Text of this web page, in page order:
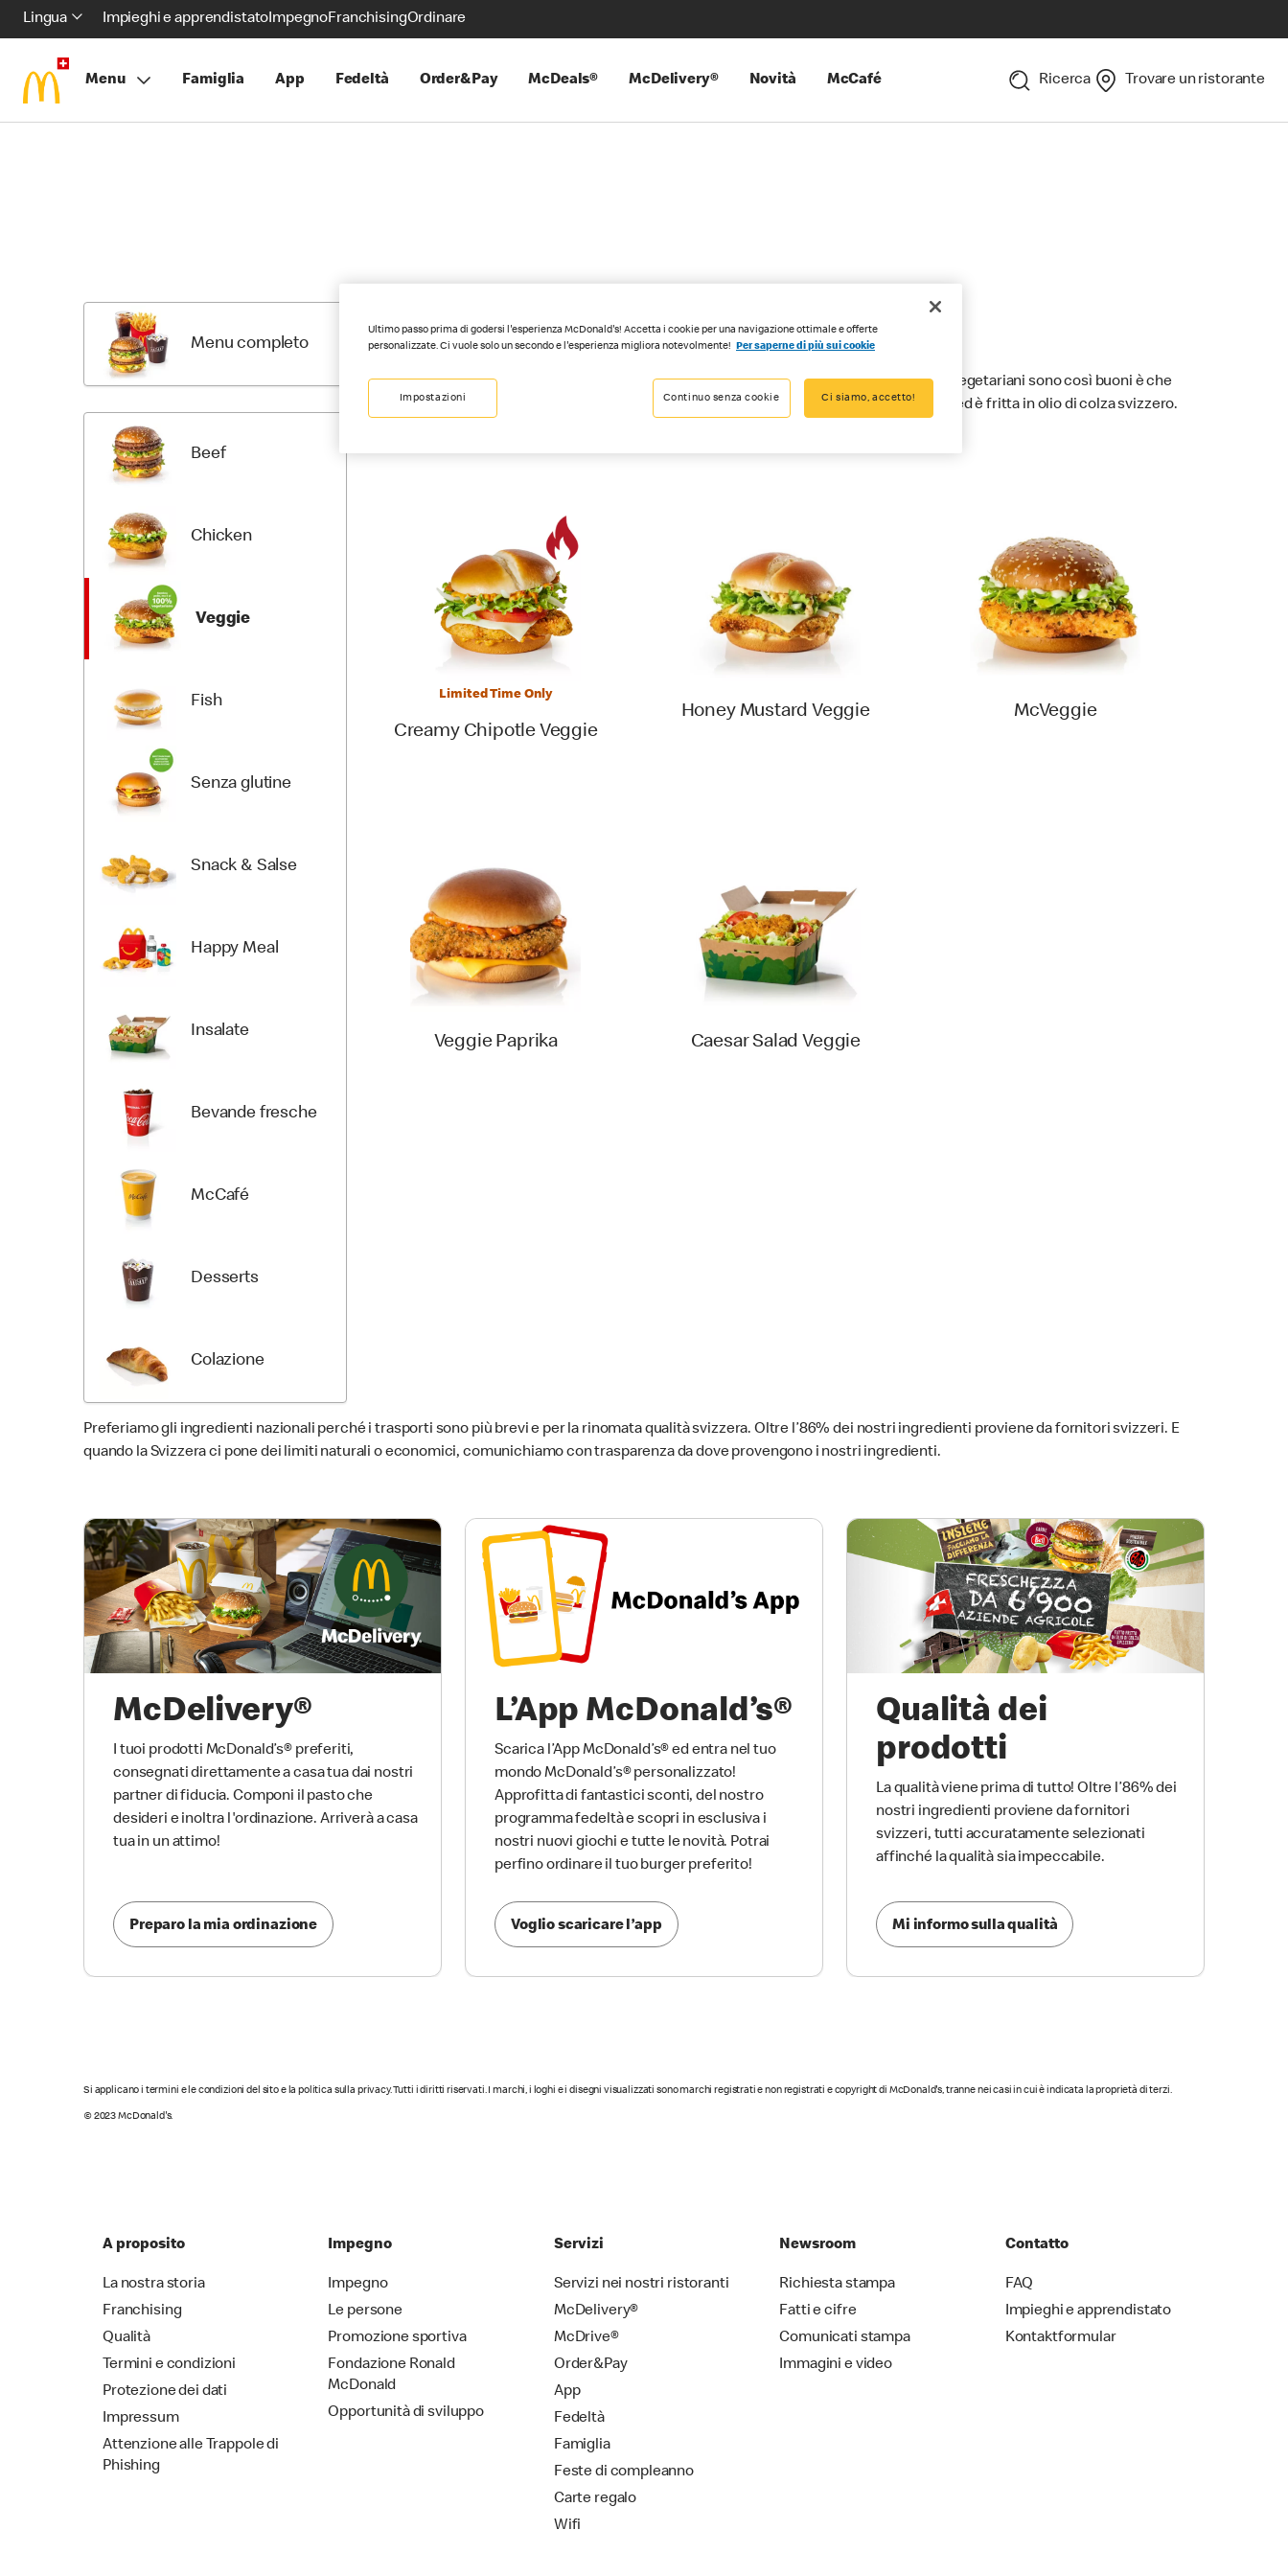
Lingua Impieghi e apprendistatoImpegnoFranchisingOrdinare
Menu Famiglia App Fedeltà Order&Pay McDeals® McDelivery® Novità McCafé Ricerca Trovare un ristorante
Items
Menu completo
Beef
Chicken
Veggie
Fish
Senza glutine
Snack & Salse
Happy Meal
Insalate
Bevande fresche
McCafé
Desserts
Colazione
to
Categories
Veggie
Da McDonald’s®, anche i vegetariani dicono la loro. Uno dei motivi per cui i nostri burger vegetariani sono così buoni è che
la scaloppina vegetariana di Valess è dorata e croccante all’esterno e succosa all’interno ed è fritta in olio di colza svizzero.
Limited Time Only
Creamy Chipotle Veggie
Honey Mustard Veggie McVeggie
Veggie Paprika Caesar Salad Veggie
Preferiamo gli ingredienti nazionali perché i trasporti sono più brevi e per la rinomata qualità svizzera. Oltre l’86% dei nostri ingredienti proviene da fornitori svizzeri. E
quando la Svizzera ci pone dei limiti naturali o economici, comunichiamo con trasparenza da dove provengono i nostri ingredienti.
McDelivery®
I tuoi prodotti McDonald’s® preferiti,
consegnati direttamente a casa tua dai nostri
partner di fiducia. Componi il pasto che
desideri e inoltra l'ordinazione. Arriverà a casa
tua in un attimo!
Preparo la mia ordinazione
L’App McDonald’s®
Scarica l’App McDonald’s® ed entra nel tuo
mondo McDonald’s® personalizzato!
Approfitta di fantastici sconti, del nostro
programma fedeltà e scopri in esclusiva i
nostri nuovi giochi e tutte le novità. Potrai
perfino ordinare il tuo burger preferito!
Voglio scaricare l’app
Qualità dei
prodotti
La qualità viene prima di tutto! Oltre l’86% dei
nostri ingredienti proviene da fornitori
svizzeri, tutti accuratamente selezionati
affinché la qualità sia impeccabile.
Mi informo sulla qualità
Si applicano i termini e le condizioni del sito e la politica sulla privacy. Tutti i diritti riservati. I marchi, i loghi e i disegni visualizzati sono marchi registrati e non registrati e copyright di McDonald's, tranne nei casi in cui è indicata la proprietà di terzi.
© 2023 McDonald's.
A proposito
La nostra storia
Franchising
Qualità
Termini e condizioni
Protezione dei dati
Impressum
Attenzione alle Trappole di
Phishing
Impegno
Impegno
Le persone
Promozione sportiva
Fondazione Ronald
McDonald
Opportunità di sviluppo
Servizi
Servizi nei nostri ristoranti
McDelivery®
McDrive®
Order&Pay
App
Fedeltà
Famiglia
Feste di compleanno
Carte regalo
Wifi
Newsroom
Richiesta stampa
Fatti e cifre
Comunicati stampa
Immagini e video
Contatto
FAQ
Impieghi e apprendistato
Kontaktformular
Ultimo passo prima di godersi l'esperienza McDonald's! Accetta i cookie per una navigazione ottimale e offerte
personalizzate. Ci vuole solo un secondo e l'esperienza migliora notevolmente!
Per saperne di più sui cookie
Impostazioni Continuo senza cookie Ci siamo, accetto!